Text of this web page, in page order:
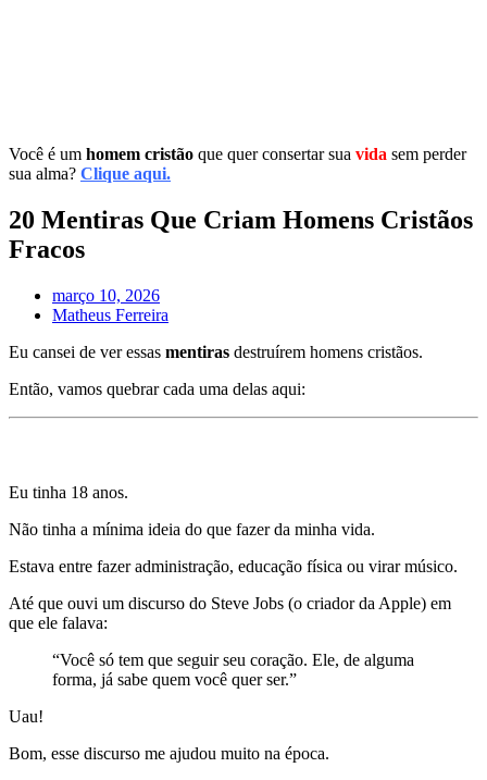
Você é um homem cristão que quer consertar sua vida sem perder
sua alma? Clique aqui.
20 Mentiras Que Criam Homens Cristãos
Fracos
março 10, 2026
Matheus Ferreira
Eu cansei de ver essas mentiras destruírem homens cristãos.
Então, vamos quebrar cada uma delas aqui:
Eu tinha 18 anos.
Não tinha a mínima ideia do que fazer da minha vida.
Estava entre fazer administração, educação física ou virar músico.
Até que ouvi um discurso do Steve Jobs (o criador da Apple) em
que ele falava:
“Você só tem que seguir seu coração. Ele, de alguma
forma, já sabe quem você quer ser.”
Uau!
Bom, esse discurso me ajudou muito na época.